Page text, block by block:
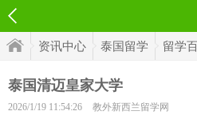
资讯中心 泰国留学 留学
泰国清迈皇家大学
2026/1/19 11:54:26 教外新西兰留学网